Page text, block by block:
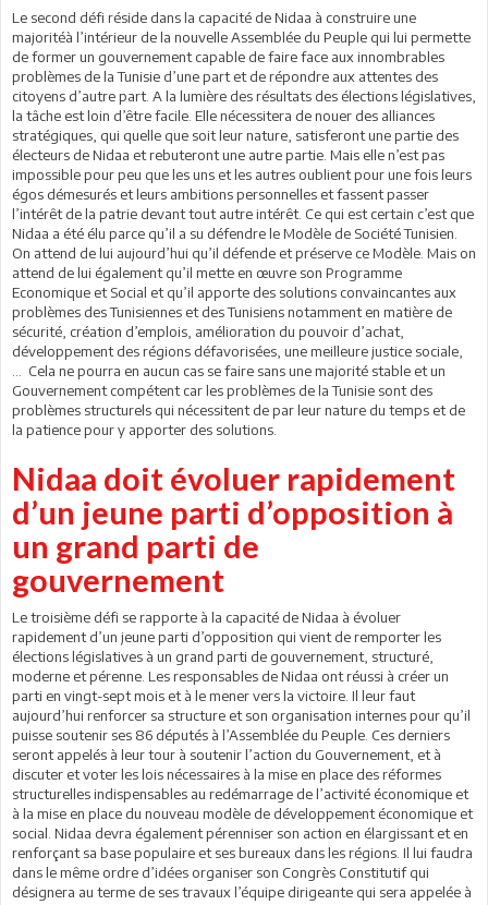
Le second défi réside dans la capacité de Nidaa à construire une
majoritéà l’intérieur de la nouvelle Assemblée du Peuple qui lui permette
de former un gouvernement capable de faire face aux innombrables
problèmes de la Tunisie d’une part et de répondre aux attentes des
citoyens d’autre part. A la lumière des résultats des élections législatives,
la tâche est loin d’être facile. Elle nécessitera de nouer des alliances
stratégiques, qui quelle que soit leur nature, satisferont une partie des
électeurs de Nidaa et rebuteront une autre partie. Mais elle n’est pas
impossible pour peu que les uns et les autres oublient pour une fois leurs
égos démesurés et leurs ambitions personnelles et fassent passer
l’intérêt de la patrie devant tout autre intérêt. Ce qui est certain c’est que
Nidaa a été élu parce qu’il a su défendre le Modèle de Société Tunisien.
On attend de lui aujourd’hui qu’il défende et préserve ce Modèle. Mais on
attend de lui également qu’il mette en œuvre son Programme
Economique et Social et qu’il apporte des solutions convaincantes aux
problèmes des Tunisiennes et des Tunisiens notamment en matière de
sécurité, création d’emplois, amélioration du pouvoir d’achat,
développement des régions défavorisées, une meilleure justice sociale,
… Cela ne pourra en aucun cas se faire sans une majorité stable et un
Gouvernement compétent car les problèmes de la Tunisie sont des
problèmes structurels qui nécessitent de par leur nature du temps et de
la patience pour y apporter des solutions.
Nidaa doit évoluer rapidement
d’un jeune parti d’opposition à
un grand parti de
gouvernement
Le troisième défi se rapporte à la capacité de Nidaa à évoluer
rapidement d’un jeune parti d’opposition qui vient de remporter les
élections législatives à un grand parti de gouvernement, structuré,
moderne et pérenne. Les responsables de Nidaa ont réussi à créer un
parti en vingt-sept mois et à le mener vers la victoire. Il leur faut
aujourd’hui renforcer sa structure et son organisation internes pour qu’il
puisse soutenir ses 86 députés à l’Assemblée du Peuple. Ces derniers
seront appelés à leur tour à soutenir l’action du Gouvernement, et à
discuter et voter les lois nécessaires à la mise en place des réformes
structurelles indispensables au redémarrage de l’activité économique et
à la mise en place du nouveau modèle de développement économique et
social. Nidaa devra également pérenniser son action en élargissant et en
renforçant sa base populaire et ses bureaux dans les régions. Il lui faudra
dans le même ordre d’idées organiser son Congrès Constitutif qui
désignera au terme de ses travaux l’équipe dirigeante qui sera appelée à